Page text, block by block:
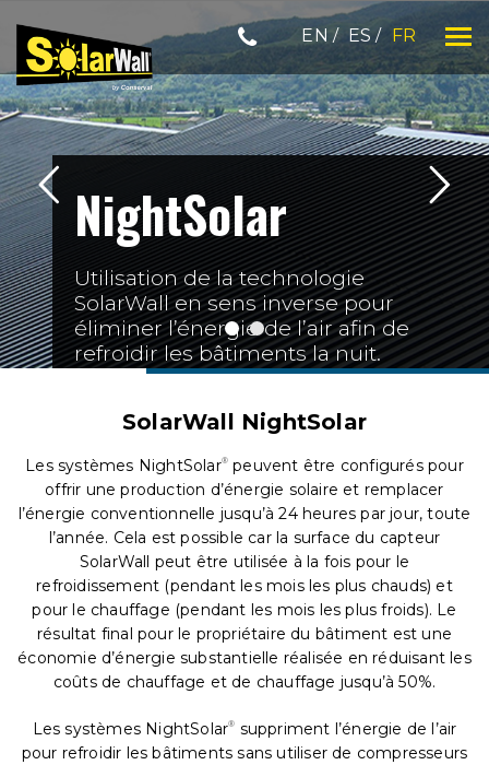
content
EN ES FR
SOLARWALL
NightSolar
Utilisation de la technologie
SolarWall en sens inverse pour
éliminer l’énergie de l’air afin de
refroidir les bâtiments la nuit.
SolarWall NightSolar
Les systèmes NightSolar® peuvent être configurés pour
offrir une production d’énergie solaire et remplacer
l’énergie conventionnelle jusqu’à 24 heures par jour, toute
l’année. Cela est possible car la surface du capteur
SolarWall peut être utilisée à la fois pour le
refroidissement (pendant les mois les plus chauds) et
pour le chauffage (pendant les mois les plus froids). Le
résultat final pour le propriétaire du bâtiment est une
économie d’énergie substantielle réalisée en réduisant les
coûts de chauffage et de chauffage jusqu’à 50%.
Les systèmes NightSolar® suppriment l’énergie de l’air
pour refroidir les bâtiments sans utiliser de compresseurs